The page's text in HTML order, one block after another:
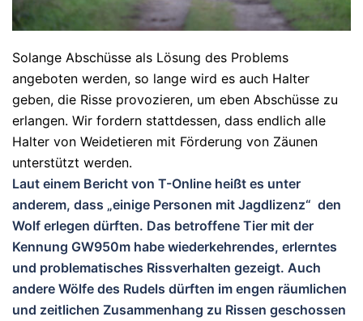
Solange Abschüsse als Lösung des Problems
angeboten werden, so lange wird es auch Halter
geben, die Risse provozieren, um eben Abschüsse zu
erlangen. Wir fordern stattdessen, dass endlich alle
Halter von Weidetieren mit Förderung von Zäunen
unterstützt werden.
Laut einem Bericht von T-Online heißt es unter
anderem, dass „einige Personen mit Jagdlizenz“ den
Wolf erlegen dürften. Das betroffene Tier mit der
Kennung GW950m habe wiederkehrendes, erlerntes
und problematisches Rissverhalten gezeigt. Auch
andere Wölfe des Rudels dürften im engen räumlichen
und zeitlichen Zusammenhang zu Rissen geschossen